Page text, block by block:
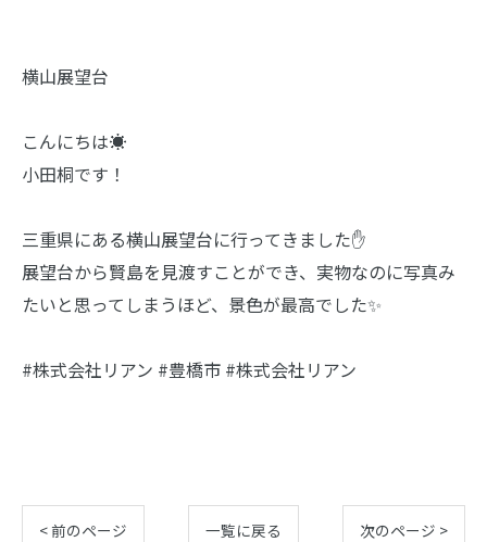
横山展望台
こんにちは☀️
小田桐です！
三重県にある横山展望台に行ってきました✋
展望台から賢島を見渡すことができ、実物なのに写真み
たいと思ってしまうほど、景色が最高でした✨
#株式会社リアン #豊橋市 #株式会社リアン
< 前のページ 一覧に戻る 次のページ >